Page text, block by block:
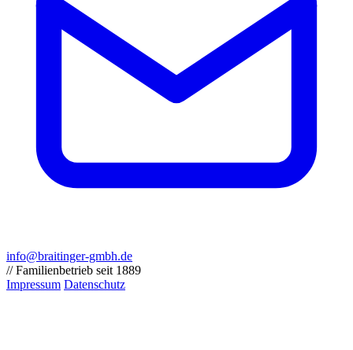
info@braitinger-gmbh.de
// Familienbetrieb seit 1889
Impressum Datenschutz